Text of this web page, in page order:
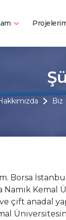
Biz
Borsa
Kemal
çift anadal